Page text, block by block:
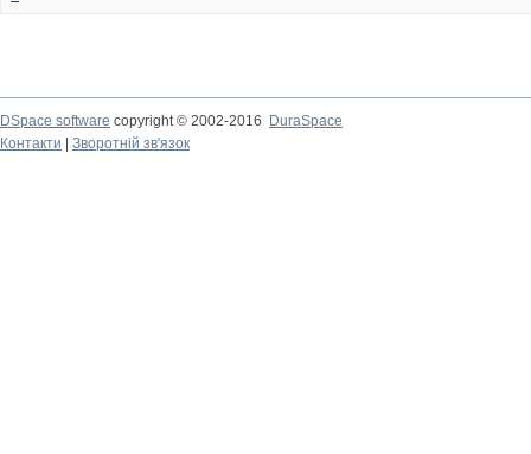
DSpace software copyright © 2002-2016
DuraSpace
Контакти
Зворотній зв'язок